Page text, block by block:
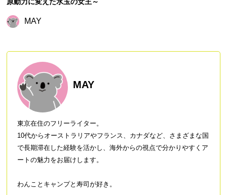
MAY
MAY
東京在住のフリーライター。
10代からオーストラリアやフランス、カナダなど、さまざまな国
で長期滞在した経験を活かし、海外からの視点で分かりやすくア
ートの魅力をお届けします。
わんことキャンプと寿司が好き。